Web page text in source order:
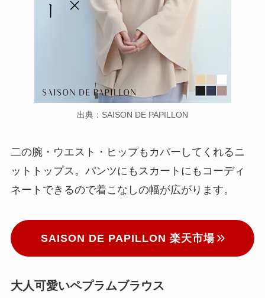
出典：SAISON DE PAPILLON
二の腕・ウエスト・ヒップもカバーしてくれるニ
ットトップス。パンツにもスカートにもコーディ
ネートできるので着こなしの幅が広がります。
SAISON DE PAPILLON 楽天市場
大人可愛いペプラムブラウス